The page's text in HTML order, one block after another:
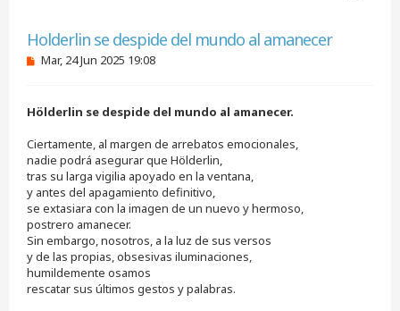
Holderlin se despide del mundo al amanecer
M
a
e
s
i
n
l
e
e
r
Mar, 24 Jun 2025 19:08
Hölderlin se despide del mundo al amanecer.
Ciertamente, al margen de arrebatos emocionales,
nadie podrá asegurar que Hölderlin,
tras su larga vigilia apoyado en la ventana,
y antes del apagamiento definitivo,
se extasiara con la imagen de un nuevo y hermoso,
postrero amanecer.
Sin embargo, nosotros, a la luz de sus versos
y de las propias, obsesivas iluminaciones,
humildemente osamos
rescatar sus últimos gestos y palabras.